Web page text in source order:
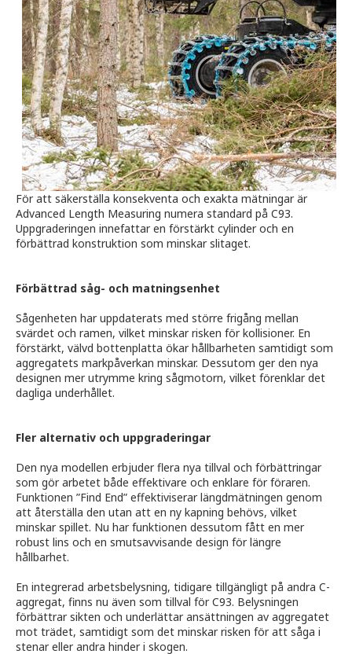
För att säkerställa konsekventa och exakta mätningar är
Advanced Length Measuring numera standard på C93.
Uppgraderingen innefattar en förstärkt cylinder och en
förbättrad konstruktion som minskar slitaget.
Förbättrad såg- och matningsenhet
Sågenheten har uppdaterats med större frigång mellan
svärdet och ramen, vilket minskar risken för kollisioner. En
förstärkt, välvd bottenplatta ökar hållbarheten samtidigt som
aggregatets markpåverkan minskar. Dessutom ger den nya
designen mer utrymme kring sågmotorn, vilket förenklar det
dagliga underhållet.
Fler alternativ och uppgraderingar
Den nya modellen erbjuder flera nya tillval och förbättringar
som gör arbetet både effektivare och enklare för föraren.
Funktionen ”Find End” effektiviserar längdmätningen genom
att återställa den utan att en ny kapning behövs, vilket
minskar spillet. Nu har funktionen dessutom fått en mer
robust lins och en smutsavvisande design för längre
hållbarhet.
En integrerad arbetsbelysning, tidigare tillgängligt på andra C-
aggregat, finns nu även som tillval för C93. Belysningen
förbättrar sikten och underlättar ansättningen av aggregatet
mot trädet, samtidigt som det minskar risken för att såga i
stenar eller andra hinder i skogen.